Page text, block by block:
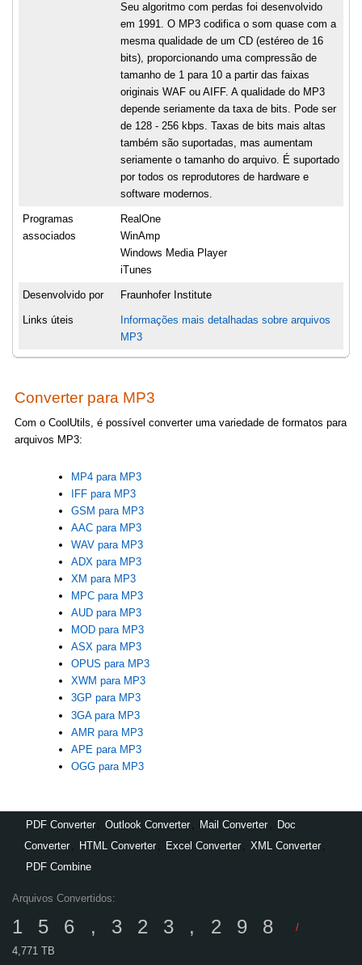
Seu algoritmo com perdas foi desenvolvido
em 1991. O MP3 codifica o som quase com a
mesma qualidade de um CD (estéreo de 16
bits), proporcionando uma compressão de
tamanho de 1 para 10 a partir das faixas
originais WAF ou AIFF. A qualidade do MP3
depende seriamente da taxa de bits. Pode ser
de 128 - 256 kbps. Taxas de bits mais altas
também são suportadas, mas aumentam
seriamente o tamanho do arquivo. É suportado
por todos os reprodutores de hardware e
software modernos.
Programas
associados
RealOne
WinAmp
Windows Media Player
iTunes
Desenvolvido por Fraunhofer Institute
Links úteis
Informações mais detalhadas sobre arquivos
MP3
Converter para MP3
Com o CoolUtils, é possível converter uma variedade de formatos para
arquivos MP3:
MP4 para MP3
IFF para MP3
GSM para MP3
AAC para MP3
WAV para MP3
ADX para MP3
XM para MP3
MPC para MP3
AUD para MP3
MOD para MP3
ASX para MP3
OPUS para MP3
XWM para MP3
3GP para MP3
3GA para MP3
AMR para MP3
APE para MP3
OGG para MP3
PDF Converter , Outlook Converter , Mail Converter ,
Doc
Converter , HTML Converter , Excel Converter , XML Converter ,
PDF Combine
Arquivos Convertidos:
156,323,298
/
4,771 TB